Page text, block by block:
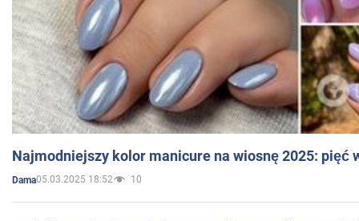
Najmodniejszy kolor manicure na wiosnę 2025: pięć
Dama05.03.2025 18:52 10